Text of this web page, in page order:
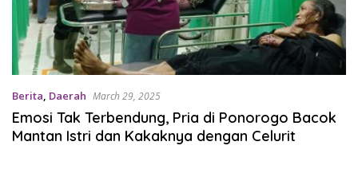
Berita, Daerah March 29, 2025
Emosi Tak Terbendung, Pria di Ponorogo Bacok
Mantan Istri dan Kakaknya dengan Celurit